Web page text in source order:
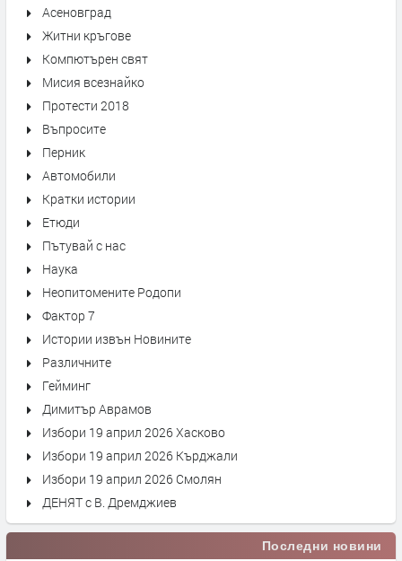
Асеновград
Житни кръгове
Компютърен свят
Мисия всезнайко
Протести 2018
Въпросите
Перник
Автомобили
Кратки истории
Етюди
Пътувай с нас
Наука
Неопитомените Родопи
Фактор 7
Истории извън Новините
Различните
Гейминг
Димитър Аврамов
Избори 19 април 2026 Хасково
Избори 19 април 2026 Кърджали
Избори 19 април 2026 Смолян
ДЕНЯТ с В. Дремджиев
Последни новини